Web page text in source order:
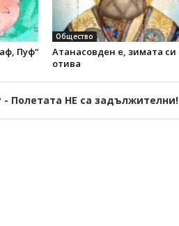
Пуф“
Общество
Атанасовден е, зимата си
отива
Полетата НЕ са задължителни!